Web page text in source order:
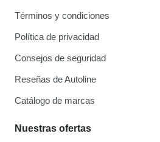
Términos y condiciones
Política de privacidad
Consejos de seguridad
Reseñas de Autoline
Catálogo de marcas
Nuestras ofertas